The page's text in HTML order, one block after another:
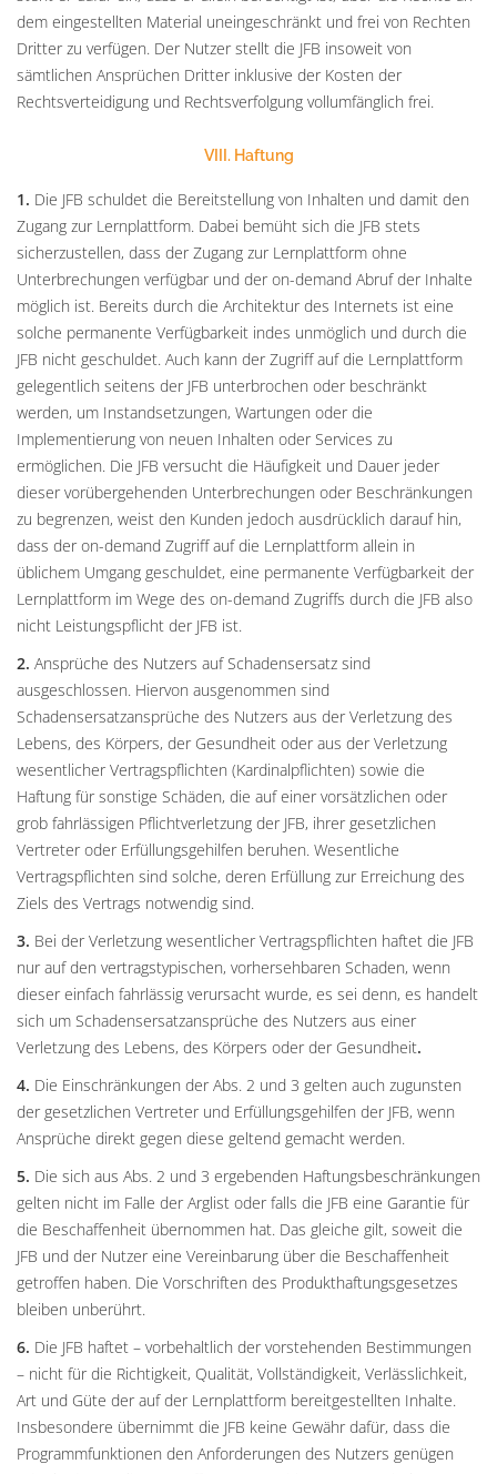
dem eingestellten Material uneingeschränkt und frei von Rechten
Dritter zu verfügen. Der Nutzer stellt die JFB insoweit von
sämtlichen Ansprüchen Dritter inklusive der Kosten der
Rechtsverteidigung und Rechtsverfolgung vollumfänglich frei.
VIII. Haftung
1. Die JFB schuldet die Bereitstellung von Inhalten und damit den
Zugang zur Lernplattform. Dabei bemüht sich die JFB stets
sicherzustellen, dass der Zugang zur Lernplattform ohne
Unterbrechungen verfügbar und der on-demand Abruf der Inhalte
möglich ist. Bereits durch die Architektur des Internets ist eine
solche permanente Verfügbarkeit indes unmöglich und durch die
JFB nicht geschuldet. Auch kann der Zugriff auf die Lernplattform
gelegentlich seitens der JFB unterbrochen oder beschränkt
werden, um Instandsetzungen, Wartungen oder die
Implementierung von neuen Inhalten oder Services zu
ermöglichen. Die JFB versucht die Häufigkeit und Dauer jeder
dieser vorübergehenden Unterbrechungen oder Beschränkungen
zu begrenzen, weist den Kunden jedoch ausdrücklich darauf hin,
dass der on-demand Zugriff auf die Lernplattform allein in
üblichem Umgang geschuldet, eine permanente Verfügbarkeit der
Lernplattform im Wege des on-demand Zugriffs durch die JFB also
nicht Leistungspflicht der JFB ist.
2. Ansprüche des Nutzers auf Schadensersatz sind
ausgeschlossen. Hiervon ausgenommen sind
Schadensersatzansprüche des Nutzers aus der Verletzung des
Lebens, des Körpers, der Gesundheit oder aus der Verletzung
wesentlicher Vertragspflichten (Kardinalpflichten) sowie die
Haftung für sonstige Schäden, die auf einer vorsätzlichen oder
grob fahrlässigen Pflichtverletzung der JFB, ihrer gesetzlichen
Vertreter oder Erfüllungsgehilfen beruhen. Wesentliche
Vertragspflichten sind solche, deren Erfüllung zur Erreichung des
Ziels des Vertrags notwendig sind.
3. Bei der Verletzung wesentlicher Vertragspflichten haftet die JFB
nur auf den vertragstypischen, vorhersehbaren Schaden, wenn
dieser einfach fahrlässig verursacht wurde, es sei denn, es handelt
sich um Schadensersatzansprüche des Nutzers aus einer
Verletzung des Lebens, des Körpers oder der Gesundheit.
4. Die Einschränkungen der Abs. 2 und 3 gelten auch zugunsten
der gesetzlichen Vertreter und Erfüllungsgehilfen der JFB, wenn
Ansprüche direkt gegen diese geltend gemacht werden.
5. Die sich aus Abs. 2 und 3 ergebenden Haftungsbeschränkungen
gelten nicht im Falle der Arglist oder falls die JFB eine Garantie für
die Beschaffenheit übernommen hat. Das gleiche gilt, soweit die
JFB und der Nutzer eine Vereinbarung über die Beschaffenheit
getroffen haben. Die Vorschriften des Produkthaftungsgesetzes
bleiben unberührt.
6. Die JFB haftet – vorbehaltlich der vorstehenden Bestimmungen
– nicht für die Richtigkeit, Qualität, Vollständigkeit, Verlässlichkeit,
Art und Güte der auf der Lernplattform bereitgestellten Inhalte.
Insbesondere übernimmt die JFB keine Gewähr dafür, dass die
Programmfunktionen den Anforderungen des Nutzers genügen